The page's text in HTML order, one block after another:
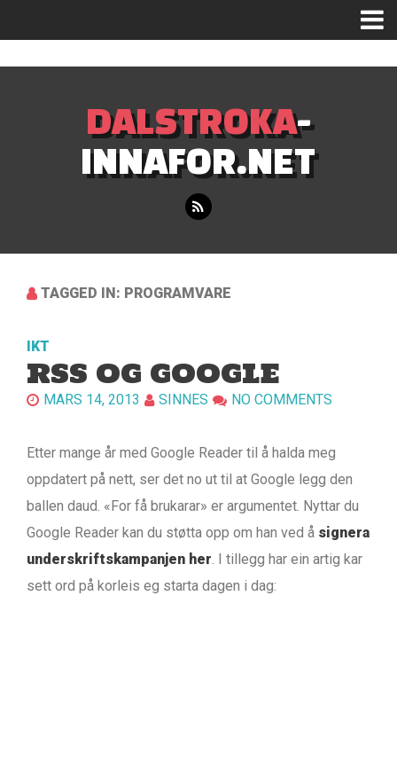
DALSTROKA-
INNAFOR.NET
TAGGED IN: PROGRAMVARE
IKT
RSS OG GOOGLE
MARS 14, 2013 SINNES NO COMMENTS
Etter mange år med Google Reader til å halda meg
oppdatert på nett, ser det no ut til at Google legg den
ballen daud. «For få brukarar» er argumentet. Nyttar du
Google Reader kan du støtta opp om han ved å signera
underskriftskampanjen her. I tillegg har ein artig kar
sett ord på korleis eg starta dagen i dag: